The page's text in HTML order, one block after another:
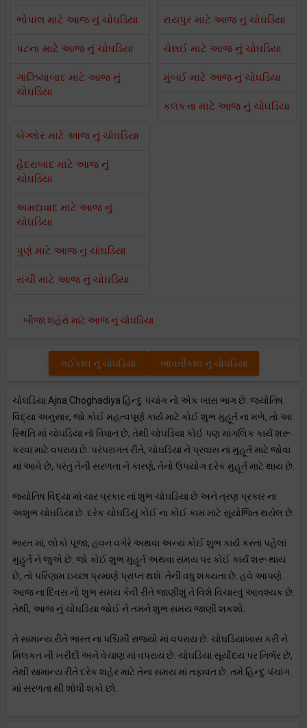
ભોપાલ માટે આજ નું ચોઘડિયા
પટના માટે આજ નું ચોઘડિયા
ગાઝિયાબાદ માટે આજ નું
ચોઘડિયા
રાયપુર માટે આજ નું ચોઘડિયા
ચેન્નઈ માટે આજ નું ચોઘડિયા
મુંબઈ માટે આજ નું ચોઘડિયા
કલકત્તા માટે આજ નું ચોઘડિયા
બેંગ્લોર માટે આજ નું ચોઘડિયા
હૈદરાબાદ માટે આજ નું
ચોઘડિયા
અમદાવાદ માટે આજ નું
ચોઘડિયા
પુણે માટે આજ નું ચોઘડિયા
રાંચી માટે આજ નું ચોઘડિયા
બીજા શહેરો માટે આજ નું ચોઘડિયા
ગઈકાલ નું ચોઘડિયા આવતીકાલ નું ચોઘડિયા
ચોઘડિયા Ajna Choghadiya હિન્દુ પંચાંગ નો એક ખાસ ભાગ છે. જ્યોતિષ
વિદ્યા અનુસાર, જો કોઈ મહત્વપૂર્ણ કાર્ય માટે કોઈ શુભ મુહૂર્ત ના મળે, તો આ
સ્થિતિ માં ચોઘડિયા નો વિધાન છે, તેથી ચોઘડિયા કોઈ પણ માંગલિક કાર્ય શરૂ
કરવા માટે વપરાય છે. પરંપરાગત રીતે, ચોઘડિયા ને પ્રવાસ ના મુહૂર્ત માટે જોવા
માં આવે છે, પરંતુ તેની સરળતા ને કારણે, તેનો ઉપયોગ દરેક મુહૂર્ત માટે થાય છે.
જ્યોતિષ વિદ્યા માં ચાર પ્રકાર નાં શુભ ચોઘડિયા છે અને ત્રણ પ્રકાર ના
અશુભ ચોઘડિયા છે. દરેક ચોઘડિયું કોઈ ના કોઈ કામ માટે સુયોજિત થયેલ છે.
ભારત માં, લોકો પૂજા, હવન વગેરે અથવા અન્ય કોઈ શુભ કાર્ય કરતા પહેલાં
મુહુર્ત ને જુએ છે. જો કોઈ શુભ મુહૂર્ત અથવા સમય પર કોઈ કાર્ય શરૂ થાય
છે, તો પરિણામ ઇચ્છા પ્રમાણે પ્રાપ્ત થશે. તેની વધુ શક્યતા છે. હવે આપણે
આજ ના દિવસ નો શુભ સમય કેવી રીતે જાણીશું તે વિશે વિચારવું આવશ્યક છે.
તેથી, આજ નું ચોઘડિયા જોઈ ને તમને શુભ સમય જાણી શકશો.
તે સામાન્ય રીતે ભારત ના પશ્ચિમી રાજ્યો માં વપરાય છે. ચોઘડિયાખાસ કરી ને
મિલકત ની ખરીદી અને વેચાણ માં વપરાય છે. ચોઘડિયા સૂર્યોદય પર નિર્ભર છે,
તેથી સામાન્ય રીતે દરેક શહેર માટે તેના સમય માં તફાવત છે. તમે હિન્દુ પંચાંગ
માં સરળતા થી શોધી શકો છો.